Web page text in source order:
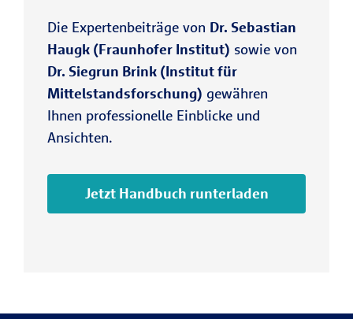
Die Expertenbeiträge von Dr. Sebastian
Haugk (Fraunhofer Institut) sowie von
Dr. Siegrun Brink (Institut für
Mittelstandsforschung) gewähren
Ihnen professionelle Einblicke und
Ansichten.
Jetzt Handbuch runterladen